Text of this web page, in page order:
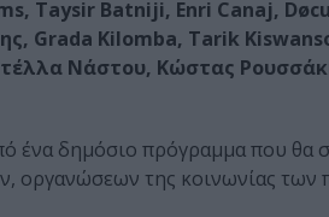
Taysir Batniji, Enri Canaj,
Grada Kilomba, Tarik
Νάστου, Κώστας
ένα δημόσιο πρόγραμμα που
οργανώσεων της κοινωνίας των